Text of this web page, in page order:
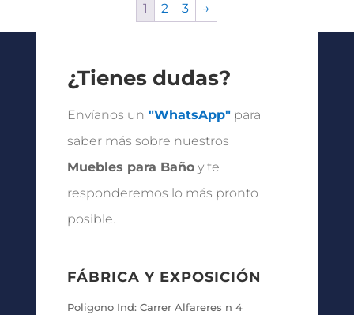
1 2 3 →
¿Tienes dudas?
Envíanos un "WhatsApp"para
saber más sobre nuestros
Muebles para Bañoy te
responderemos lo más pronto
posible.
FÁBRICA Y EXPOSICIÓN
Poligono Ind: Carrer Alfareres n 4